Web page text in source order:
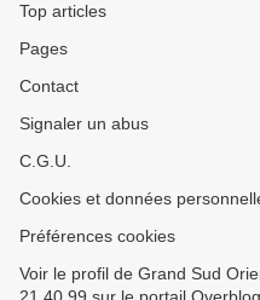
Top articles
Pages
Contact
Signaler un abus
C.G.U.
Cookies et données
Préférences cookies
Voir le profil de Grand Sud